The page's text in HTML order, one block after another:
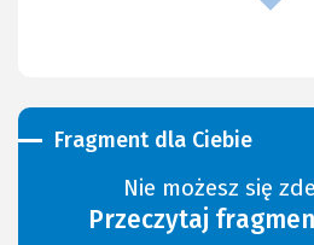
Fragment dla Ciebie
Nie możesz się
Przeczytaj